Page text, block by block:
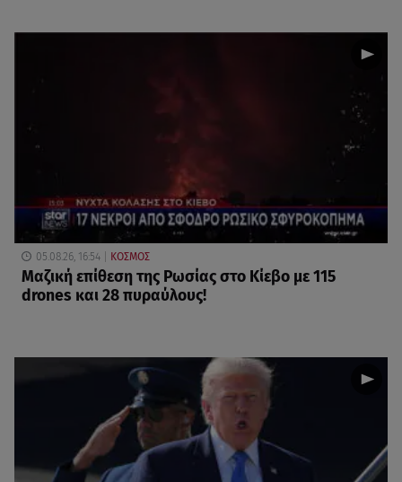
05.08.26, 16:54 ΚΟΣΜΟΣ
Μαζική επίθεση της Ρωσίας στο Κίεβο με 115
drones και 28 πυραύλους!